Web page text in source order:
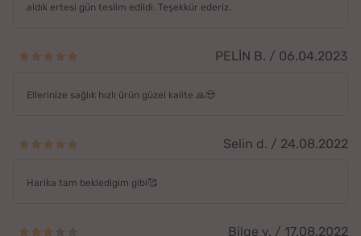
aldık ertesi gün teslim edildi. Teşekkür ederiz.
PELİN B. / 06.04.2023
Ellerinize sağlık hızlı ürün güzel kalite 🙏😍
Selin d. / 24.08.2022
Harika tam bekledigim gibi🥰
Bilge y. / 17.08.2022